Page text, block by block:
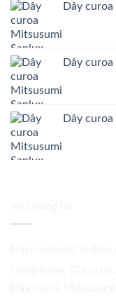
Dây
Dây
Dây